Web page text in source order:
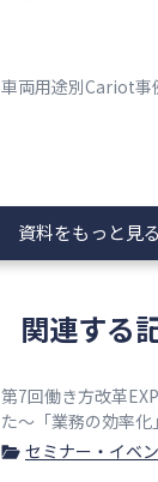
車両用途別Cariot事
資料をもっと見る
関連する
第7回働き方改革
た〜「業務の効率
進」をCariotでサポ
セミナー・イベ